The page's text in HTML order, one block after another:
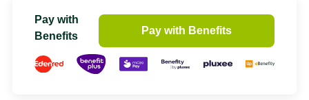
Pay with
Benefits
Pay with Benefits